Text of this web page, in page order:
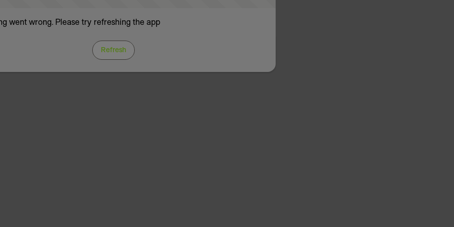
went wrong. Please try refreshing the app
Refresh